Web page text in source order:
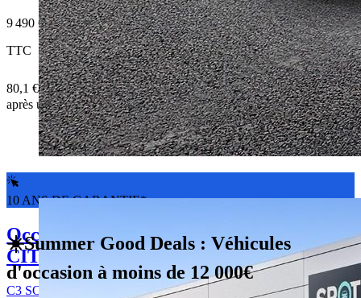
9 490 €
TTC
80,1 € /Mois
après un premier loyer de 2 847 €
10 ANS DE GARANTIE*
Occasion
CITROEN C3
C3 SOCIETE BLUEHDI 100 S&S BVM FEEL BUSINESS R
☀️Summer Good Deals : Véhicules
d'occasion à moins de 12 000€